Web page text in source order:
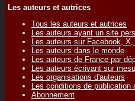
Les auteurs et autrices
Tous les auteurs et autrices
Les auteurs ayant un site
Les auteurs sur Facebook,
Les auteurs dans le monde
Les auteurs de France par
Les auteurs écrivant sur
Les organisations d'auteurs
Les conditions de publication
Abonnement